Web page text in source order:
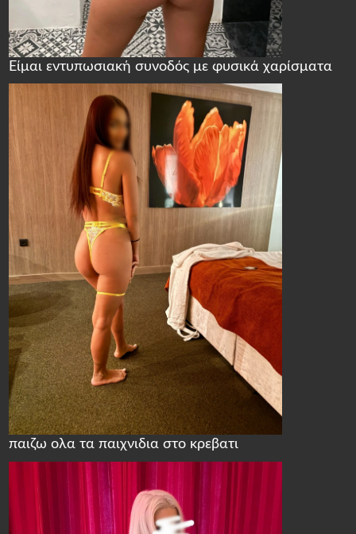
Είμαι εντυπωσιακή συνοδός με φυσικά χαρίσματα
παιζω ολα τα παιχνιδια στο κρεβατι